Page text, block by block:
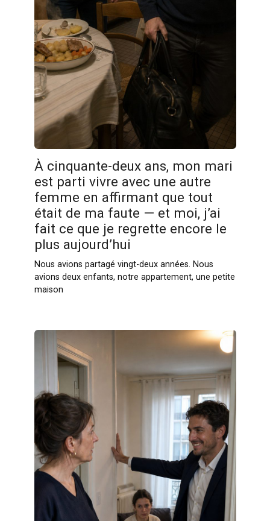
À cinquante-deux ans, mon mari
est parti vivre avec une autre
femme en affirmant que tout
était de ma faute — et moi, j’ai
fait ce que je regrette encore le
plus aujourd’hui
Nous avions partagé vingt-deux années. Nous
avions deux enfants, notre appartement, une petite
maison